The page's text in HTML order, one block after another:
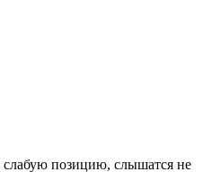
слабую позицию, слышатся не